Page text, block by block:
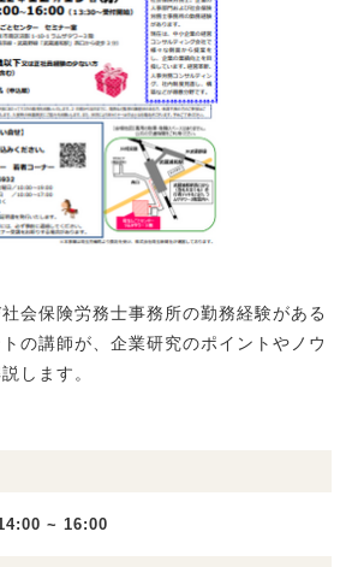
会保険労務士事務所の勤務経験がある
の講師が、企業研究のポイントやノウ
します。
~ 16:00